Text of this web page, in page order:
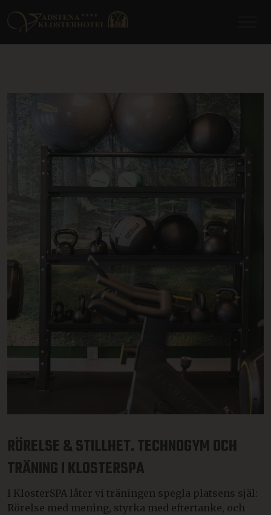
RÖRELSE & STILLHET. TECHNOGYM OCH
TRÄNING I KLOSTERSPA
I KlosterSPA låter vi träningen spegla platsens själ:
Rörelse med mening, styrka med eftertanke, och